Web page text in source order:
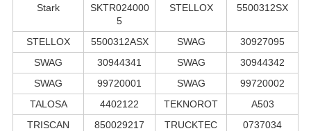
Stark
SKTR024000
5
STELLOX 5500312SX
STELLOX 5500312ASX SWAG
30927095
SWAG
30944341 SWAG
30944342
SWAG
99720001 SWAG
99720002
TALOSA
4402122 TEKNOROT
A503
TRISCAN
850029217
TRUCKTEC
0737034